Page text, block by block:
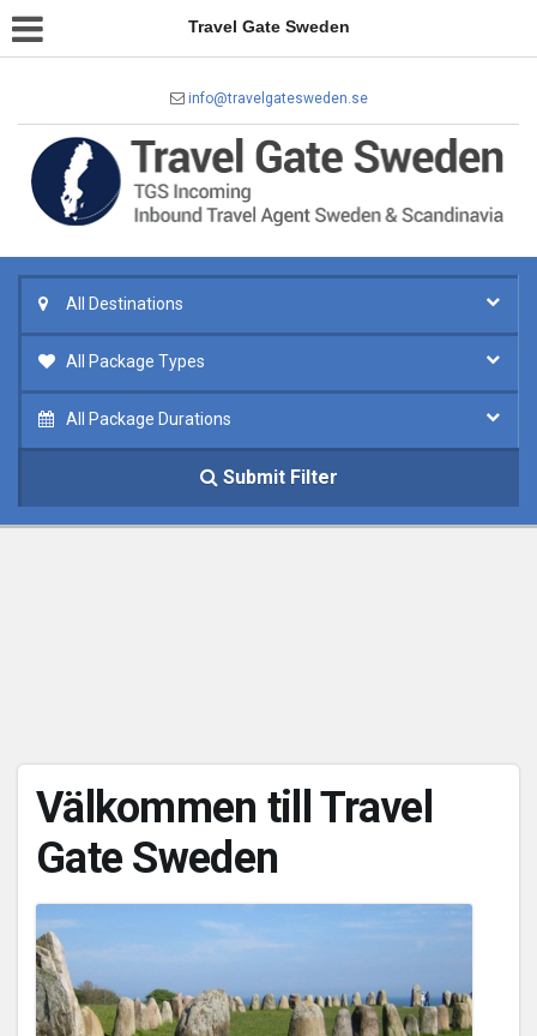
Travel Gate Sweden
info@travelgatesweden.se
All Destinations
All Package Types
All Package Durations
Submit Filter
Välkommen till Travel
Gate Sweden